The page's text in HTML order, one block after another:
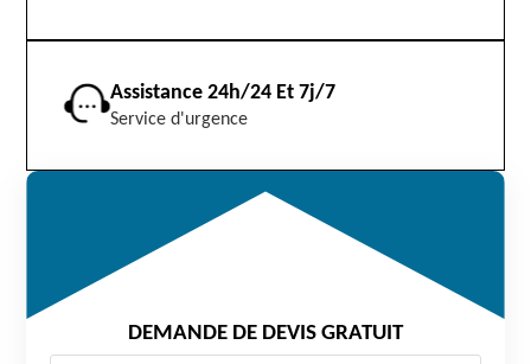
Assistance 24h/24 Et 7j/7
Service d'urgence
DEMANDE DE DEVIS GRATUIT